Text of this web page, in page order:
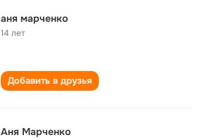
аня марченко
14 лет
Добавить в друзья
Аня Марченко